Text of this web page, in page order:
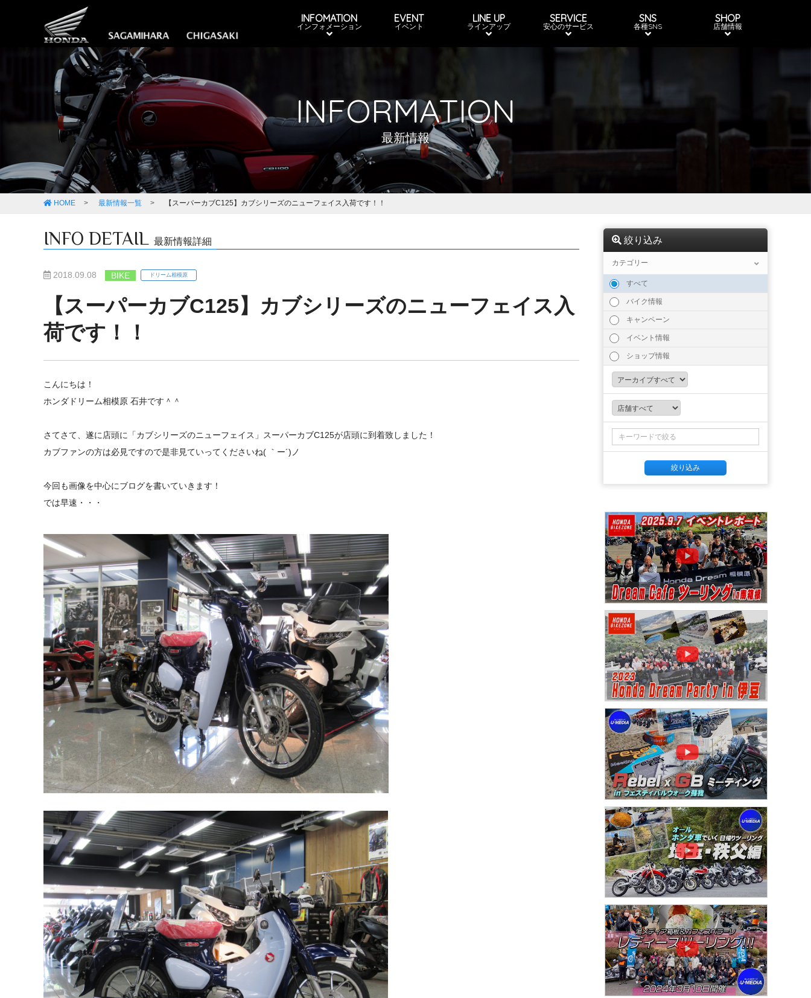
INFOMATION
インフォメーション
EVENT
イベント
LINE UP
ラインアップ
SERVICE
安心のサービス
SNS
各種SNS
SHOP
店舗情報
INFORMATION
最新情報
HOME 最新情報一覧 【スーパーカブC125】カブシリーズのニューフェイス入荷です！！
絞り込み
カテゴリー
すべて
バイク情報
キャンペーン
イベント情報
ショップ情報
INFO DETAIL 最新情報詳細
2018.09.08 BIKE ドリーム相模原
【スーパーカブC125】カブシリーズのニューフェイス入
荷です！！
こんにちは！
ホンダドリーム相模原 石井です＾＾
さてさて、遂に店頭に「カブシリーズのニューフェイス」スーパーカブC125が店頭に到着致しました！
カブファンの方は必見ですので是非見ていってくださいね( ｀ー´)ノ
今回も画像を中心にブログを書いていきます！
では早速・・・